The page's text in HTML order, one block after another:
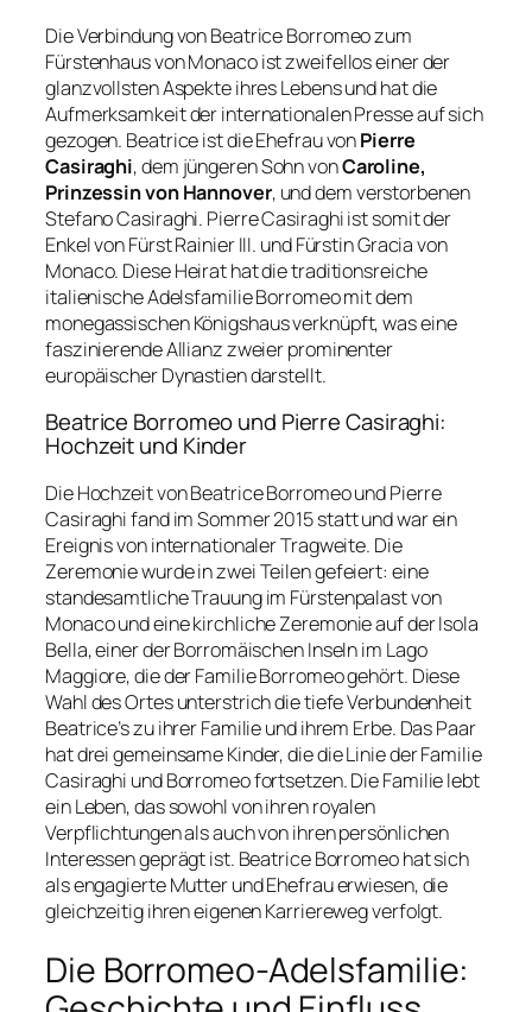
Die Verbindung von Beatrice Borromeo zum
Fürstenhaus von Monaco ist zweifellos einer der
glanzvollsten Aspekte ihres Lebens und hat die
Aufmerksamkeit der internationalen Presse auf sich
gezogen. Beatrice ist die Ehefrau vonPierre
Casiraghi, dem jüngeren Sohn vonCaroline,
Prinzessin von Hannover, und dem verstorbenen
Stefano Casiraghi. Pierre Casiraghi ist somit der
Enkel von Fürst Rainier III. und Fürstin Gracia von
Monaco. Diese Heirat hat die traditionsreiche
italienische Adelsfamilie Borromeo mit dem
monegassischen Königshaus verknüpft, was eine
faszinierende Allianz zweier prominenter
europäischer Dynastien darstellt.
Beatrice Borromeo und Pierre Casiraghi:
Hochzeit und Kinder
Die Hochzeit von Beatrice Borromeo und Pierre
Casiraghi fand im Sommer 2015 statt und war ein
Ereignis von internationaler Tragweite. Die
Zeremonie wurde in zwei Teilen gefeiert: eine
standesamtliche Trauung im Fürstenpalast von
Monaco und eine kirchliche Zeremonie auf der Isola
Bella, einer der Borromäischen Inseln im Lago
Maggiore, die der Familie Borromeo gehört. Diese
Wahl des Ortes unterstrich die tiefe Verbundenheit
Beatrice’s zu ihrer Familie und ihrem Erbe. Das Paar
hat drei gemeinsame Kinder, die die Linie der Familie
Casiraghi und Borromeo fortsetzen. Die Familie lebt
ein Leben, das sowohl von ihren royalen
Verpflichtungen als auch von ihren persönlichen
Interessen geprägt ist. Beatrice Borromeo hat sich
als engagierte Mutter und Ehefrau erwiesen, die
gleichzeitig ihren eigenen Karriereweg verfolgt.
Die Borromeo-Adelsfamilie: